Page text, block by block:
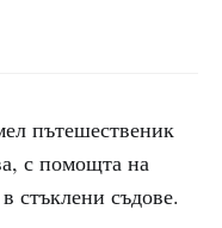
пътешественик
с помощта на
стъклени съдове.